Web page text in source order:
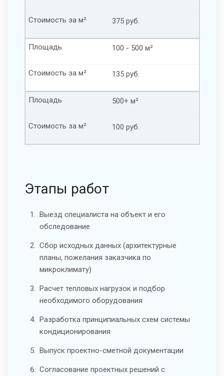
375 руб.
Стоимость за м²
100 - 500 м²
Площадь
135 руб.
Стоимость за м²
500+ м²
Площадь
100 руб.
Стоимость за м²
Этапы работ
Выезд специалиста на объект и его
обследование
Сбор исходных данных (архитектурные
планы, пожелания заказчика по
микроклимату)
Расчет тепловых нагрузок и подбор
необходимого оборудования
Разработка принципиальных схем системы
кондиционирования
Выпуск проектно-сметной документации
Согласование проектных решений с